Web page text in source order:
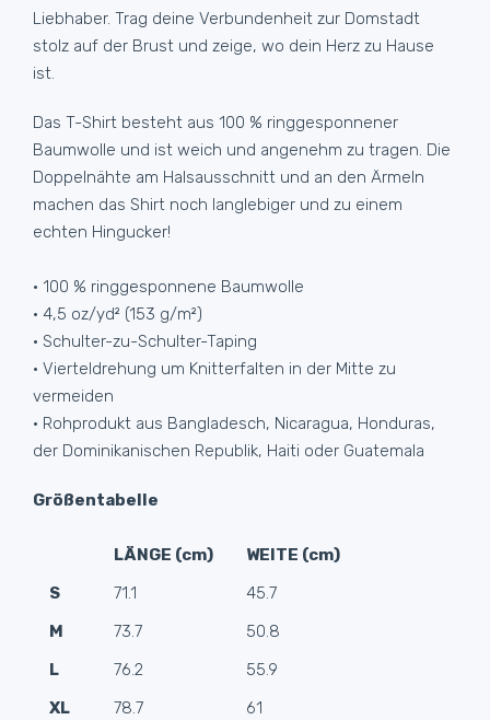
Liebhaber. Trag deine Verbundenheit zur Domstadt
stolz auf der Brust und zeige, wo dein Herz zu Hause
ist.
Das T-Shirt besteht aus 100 % ringgesponnener
Baumwolle und ist weich und angenehm zu tragen. Die
Doppelnähte am Halsausschnitt und an den Ärmeln
machen das Shirt noch langlebiger und zu einem
echten Hingucker!
• 100 % ringgesponnene Baumwolle
• 4,5 oz/yd² (153 g/m²)
• Schulter-zu-Schulter-Taping
• Vierteldrehung um Knitterfalten in der Mitte zu
vermeiden
• Rohprodukt aus Bangladesch, Nicaragua, Honduras,
der Dominikanischen Republik, Haiti oder Guatemala
Größentabelle
LÄNGE (cm)
WEITE (cm)
S
71.1
45.7
M
73.7
50.8
L
76.2
55.9
XL
78.7
61